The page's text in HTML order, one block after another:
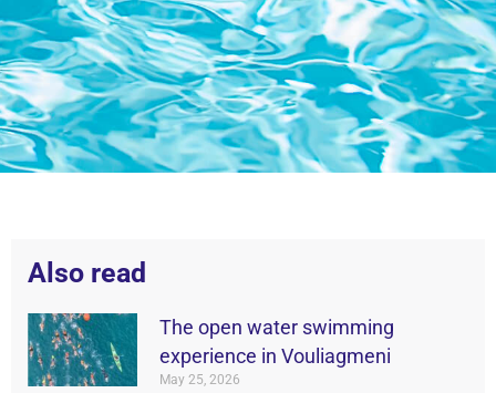
Also read
The open water swimming
experience in Vouliagmeni
May 25, 2026